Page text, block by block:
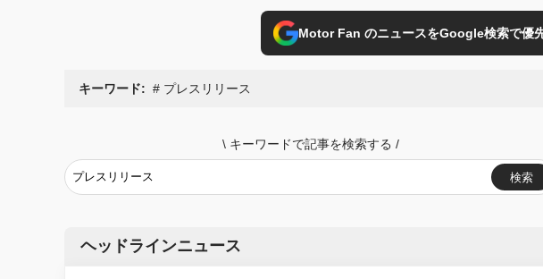
Motor Fan のニュースをGoogle検索で優
キーワード: プレスリリース
\ キーワードで記事を検索する /
検索
ヘッドラインニュース